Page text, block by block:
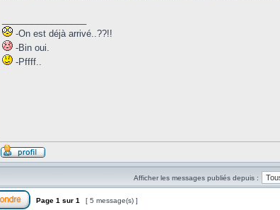
-On est déjà arrivé..??!!
-Bin oui.
-Pffff..
Afficher les messages publiés depuis :
Page 1 sur 1 [ 5 message(s) ]